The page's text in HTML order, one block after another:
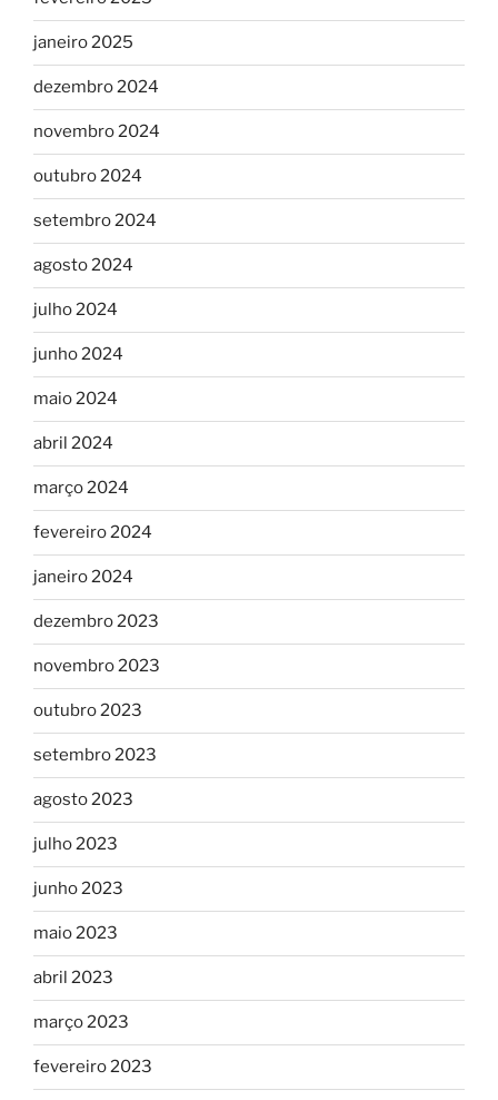
janeiro 2025
dezembro 2024
novembro 2024
outubro 2024
setembro 2024
agosto 2024
julho 2024
junho 2024
maio 2024
abril 2024
março 2024
fevereiro 2024
janeiro 2024
dezembro 2023
novembro 2023
outubro 2023
setembro 2023
agosto 2023
julho 2023
junho 2023
maio 2023
abril 2023
março 2023
fevereiro 2023